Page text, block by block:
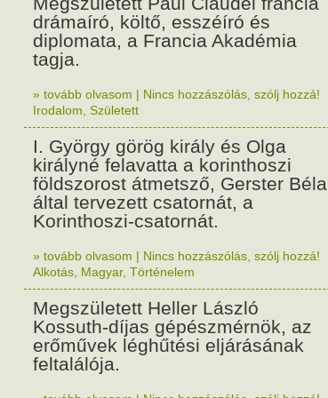
drámaíró, költő, esszéíró és
diplomata, a Francia Akadémia
tagja.
» tovább olvasom | Nincs hozzászólás, szólj hozzá!
Irodalom Született
I. György görög király és Olga
királyné felavatta a korinthoszi
földszorost átmetsző, Gerster Béla
által tervezett csatornát, a
Korinthoszi-csatornát.
» tovább olvasom | Nincs hozzászólás, szólj hozzá!
Alkotás Magyar, Történelem
Megszületett Heller László
Kossuth-díjas gépészmérnök, az
erőművek léghűtési eljárásának
feltalálója.